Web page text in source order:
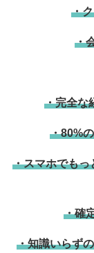
・
・
・完全な
・80%
・スマホでもっ
・確
・知識いらず